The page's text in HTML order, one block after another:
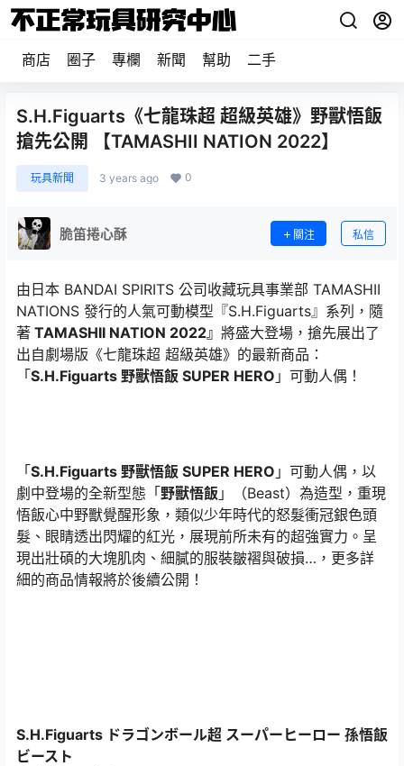
商店 圈子 專欄 新聞 幫助 二手
S.H.Figuarts《七龍珠超 超級英雄》野獸悟飯
搶先公開 【TAMASHII NATION 2022】
玩具新聞 3 years ago 0
脆笛捲心酥 關注 私信
由日本 BANDAI SPIRITS 公司收藏玩具事業部 TAMASHII
NATIONS 發行的人氣可動模型『S.H.Figuarts』系列，隨
著 TAMASHII NATION 2022』 將盛大登場，搶先展出了
出自劇場版《七龍珠超 超級英雄》的最新商品：
「S.H.Figuarts 野獸悟飯 SUPER HERO 」可動人偶！
「S.H.Figuarts 野獸悟飯 SUPER HERO 」可動人偶，以
劇中登場的全新型態「野獸悟飯 」（Beast）為造型，重現
悟飯心中野獸覺醒形象，類似少年時代的怒髮衝冠銀色頭
髮、眼睛透出閃耀的紅光，展現前所未有的超強實力。呈
現出壯碩的大塊肌肉、細膩的服裝皺褶與破損…，更多詳
細的商品情報將於後續公開！
S.H.Figuarts ドラゴンボール超 スーパーヒーロー 孫悟飯
ビースト